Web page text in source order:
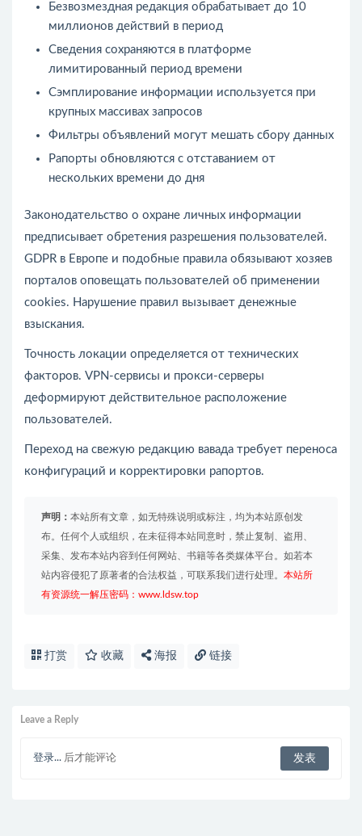
Безвозмездная редакция обрабатывает до 10
миллионов действий в период
Сведения сохраняются в платформе
лимитированный период времени
Сэмплирование информации используется при
крупных массивах запросов
Фильтры объявлений могут мешать сбору данных
Рапорты обновляются с отставанием от
нескольких времени до дня
Законодательство о охране личных информации
предписывает обретения разрешения пользователей.
GDPR в Европе и подобные правила обязывают хозяев
порталов оповещать пользователей об применении
cookies. Нарушение правил вызывает денежные
взыскания.
Точность локации определяется от технических
факторов. VPN-сервисы и прокси-серверы
деформируют действительное расположение
пользователей.
Переход на свежую редакцию вавада требует переноса
конфигураций и корректировки рапортов.
声明： 本站所有文章，如无特殊说明或标注，均为本站原创发
布。任何个人或组织，在未征得本站同意时，禁止复制、盗用、
采集、发布本站内容到任何网站、书籍等各类媒体平台。如若本
站内容侵犯了原著者的合法权益，可联系我们进行处理。 本站所
有资源统一解压密码：www.ldsw.top
打赏 收藏 海报 链接
Leave a Reply
登录... 后才能评论